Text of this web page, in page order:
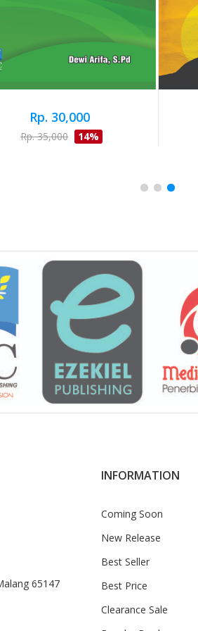
Rp. 30,000
Rp. 35,000 14%
65147
INFORMATION
Coming Soon
New Release
Best Seller
Best Price
Clearance Sale